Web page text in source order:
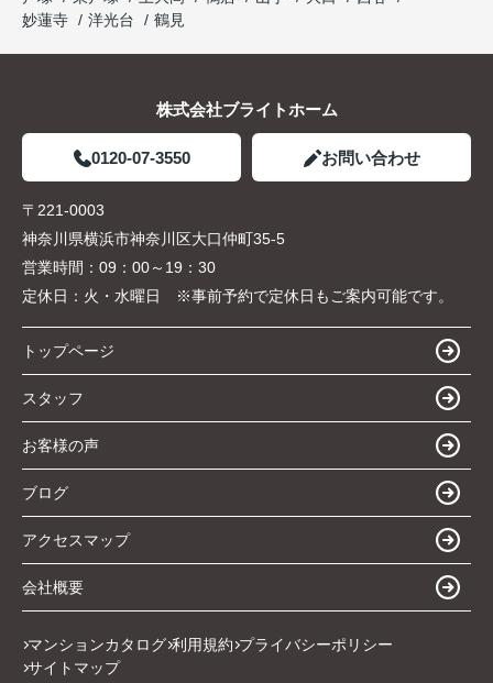
妙蓮寺
洋光台 鶴見
株式会社ブライトホーム
0120-07-3550 お問い合わせ
〒221-0003
神奈川県横浜市神奈川区大口仲町35-5
営業時間： 09：00～19：30
定休日： 火・水曜日 ※事前予約で定休日もご案内可能です。
トップページ
スタッフ
お客様の声
ブログ
アクセスマップ
会社概要
マンションカタログ 利用規約 プライバシーポリシー
サイトマップ